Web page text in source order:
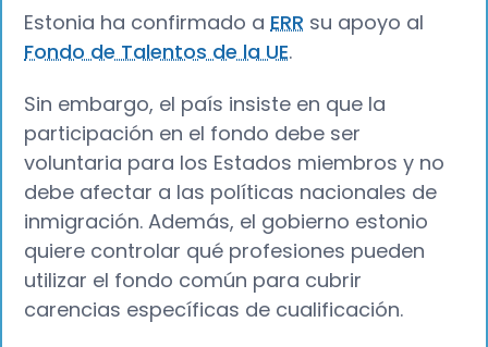
Estonia ha confirmado a ERR su apoyo al
Fondo de Talentos de la UE.
Sin embargo, el país insiste en que la
participación en el fondo debe ser
voluntaria para los Estados miembros y no
debe afectar a las políticas nacionales de
inmigración. Además, el gobierno estonio
quiere controlar qué profesiones pueden
utilizar el fondo común para cubrir
carencias específicas de cualificación.